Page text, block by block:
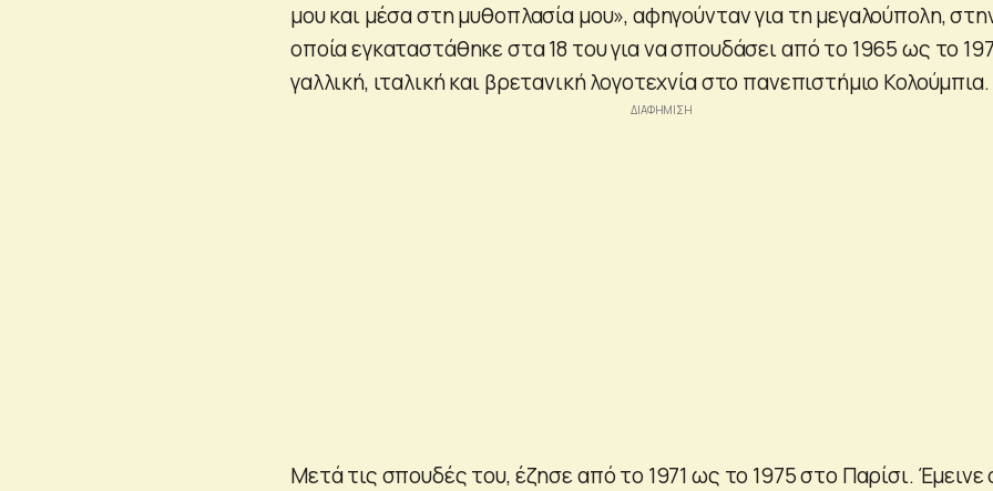
μου και μέσα στη μυθοπλασία μου», αφηγούνταν για τη μεγαλούπολη,
οποία εγκαταστάθηκε στα 18 του για να σπουδάσει από το 1965 ως το
γαλλική, ιταλική και βρετανική λογοτεχνία στο πανεπιστήμιο Κολούμπια.
Μετά τις σπουδές του, έζησε από το 1971 ως το 1975 στο Παρίσι. Έμεινε